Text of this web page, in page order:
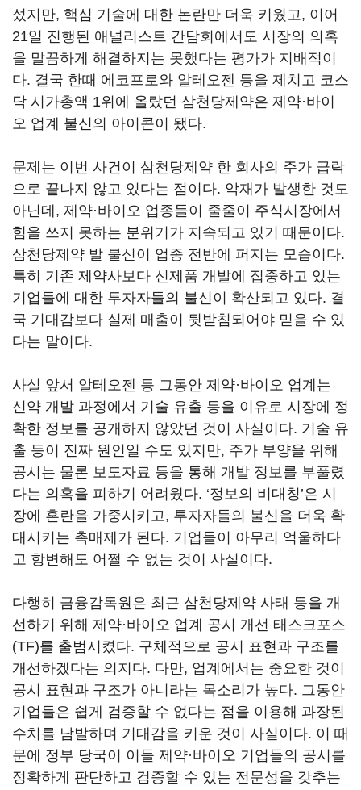
섰지만, 핵심 기술에 대한 논란만 더욱 키웠고, 이어
21일 진행된 애널리스트 간담회에서도 시장의 의혹
을 말끔하게 해결하지는 못했다는 평가가 지배적이
다. 결국 한때 에코프로와 알테오젠 등을 제치고 코스
닥 시가총액 1위에 올랐던 삼천당제약은 제약·바이
오 업계 불신의 아이콘이 됐다.
문제는 이번 사건이 삼천당제약 한 회사의 주가 급락
으로 끝나지 않고 있다는 점이다. 악재가 발생한 것도
아닌데, 제약·바이오 업종들이 줄줄이 주식시장에서
힘을 쓰지 못하는 분위기가 지속되고 있기 때문이다.
삼천당제약 발 불신이 업종 전반에 퍼지는 모습이다.
특히 기존 제약사보다 신제품 개발에 집중하고 있는
기업들에 대한 투자자들의 불신이 확산되고 있다. 결
국 기대감보다 실제 매출이 뒷받침되어야 믿을 수 있
다는 말이다.
사실 앞서 알테오젠 등 그동안 제약·바이오 업계는
신약 개발 과정에서 기술 유출 등을 이유로 시장에 정
확한 정보를 공개하지 않았던 것이 사실이다. 기술 유
출 등이 진짜 원인일 수도 있지만, 주가 부양을 위해
공시는 물론 보도자료 등을 통해 개발 정보를 부풀렸
다는 의혹을 피하기 어려웠다. ‘정보의 비대칭’은 시
장에 혼란을 가중시키고, 투자자들의 불신을 더욱 확
대시키는 촉매제가 된다. 기업들이 아무리 억울하다
고 항변해도 어쩔 수 없는 것이 사실이다.
다행히 금융감독원은 최근 삼천당제약 사태 등을 개
선하기 위해 제약·바이오 업계 공시 개선 태스크포스
(TF)를 출범시켰다. 구체적으로 공시 표현과 구조를
개선하겠다는 의지다. 다만, 업계에서는 중요한 것이
공시 표현과 구조가 아니라는 목소리가 높다. 그동안
기업들은 쉽게 검증할 수 없다는 점을 이용해 과장된
수치를 남발하며 기대감을 키운 것이 사실이다. 이 때
문에 정부 당국이 이들 제약·바이오 기업들의 공시를
정확하게 판단하고 검증할 수 있는 전문성을 갖추는